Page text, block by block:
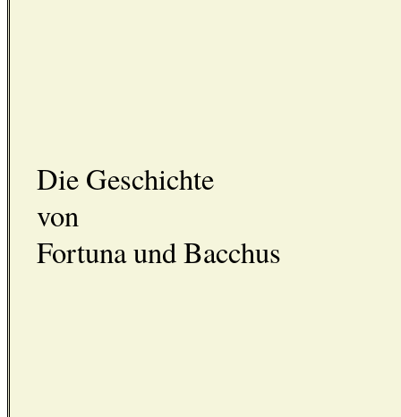
Die Geschichte
von
Fortuna und Bacchus